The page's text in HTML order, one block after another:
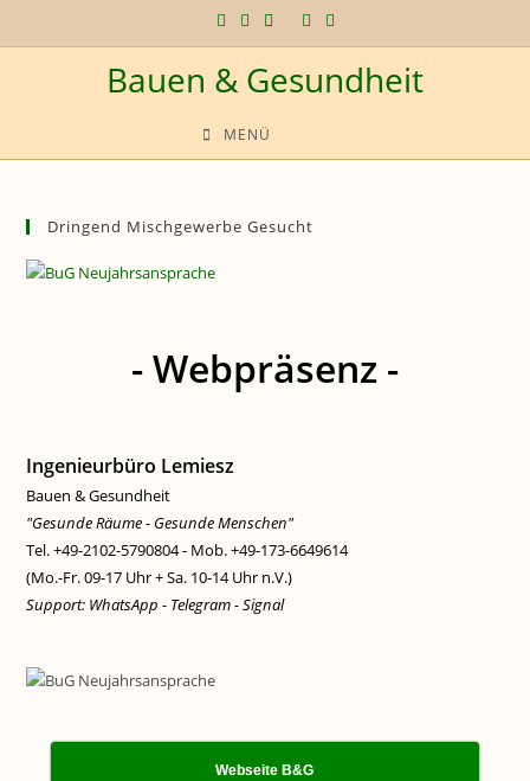
Inhalt
Bauen & Gesundheit
MENÜ
Dringend Mischgewerbe Gesucht
- Webpräsenz -
Ingenieurbüro Lemiesz
Bauen & Gesundheit
"Gesunde Räume - Gesunde Menschen"
Tel. +49-2102-5790804 - Mob. +49-173-6649614
(Mo.-Fr. 09-17 Uhr + Sa. 10-14 Uhr n.V.)
Support: WhatsApp - Telegram - Signal
Webseite B&G